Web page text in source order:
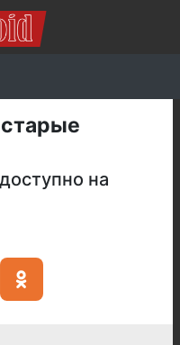
на